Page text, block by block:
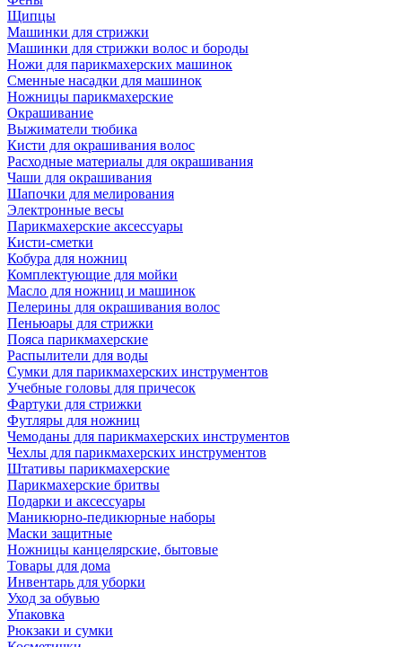
Щипцы
Машинки для стрижки
Машинки для стрижки волос и бороды
Ножи для парикмахерских машинок
Сменные насадки для машинок
Ножницы парикмахерские
Окрашивание
Выжиматели тюбика
Кисти для окрашивания волос
Расходные материалы для окрашивания
Чаши для окрашивания
Шапочки для мелирования
Электронные весы
Парикмахерские аксессуары
Кисти-сметки
Кобура для ножниц
Комплектующие для мойки
Масло для ножниц и машинок
Пелерины для окрашивания волос
Пеньюары для стрижки
Пояса парикмахерские
Распылители для воды
Сумки для парикмахерских инструментов
Учебные головы для причесок
Фартуки для стрижки
Футляры для ножниц
Чемоданы для парикмахерских инструментов
Чехлы для парикмахерских инструментов
Штативы парикмахерские
Парикмахерские бритвы
Подарки и аксессуары
Маникюрно-педикюрные наборы
Маски защитные
Ножницы канцелярские, бытовые
Товары для дома
Инвентарь для уборки
Уход за обувью
Упаковка
Рюкзаки и сумки